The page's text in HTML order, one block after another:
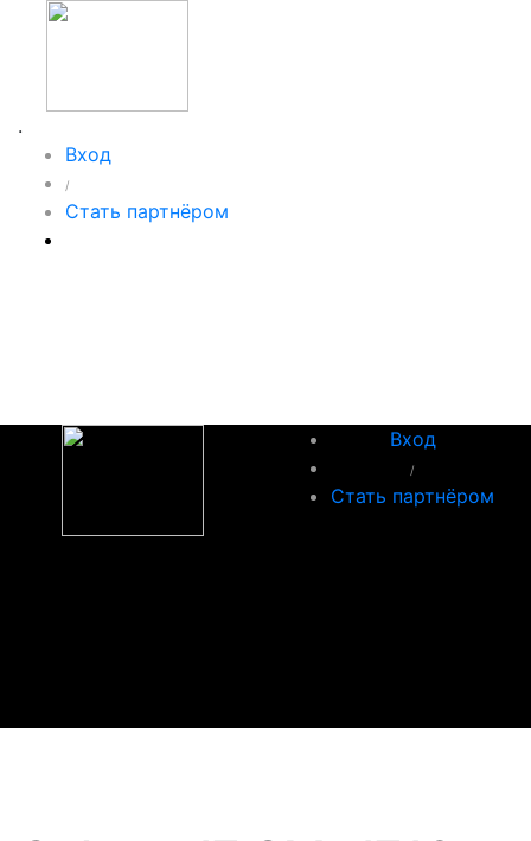
.
Вход
/
Стать партнёром
Вход
/
Стать партнёром